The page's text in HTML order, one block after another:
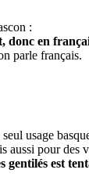
:
donc en
parle français.
usage
aussi pour des
gentilés est